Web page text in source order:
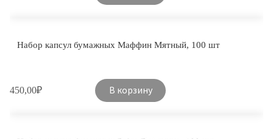
Набор капсул бумажных Маффин Мятный, 100 шт
450,00₽ В корзину